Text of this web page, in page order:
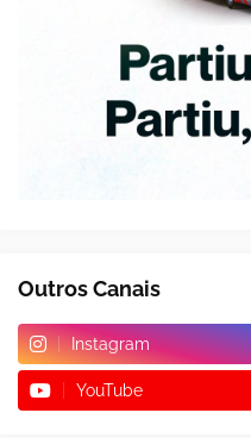
Outros Canais
Instagram
YouTube